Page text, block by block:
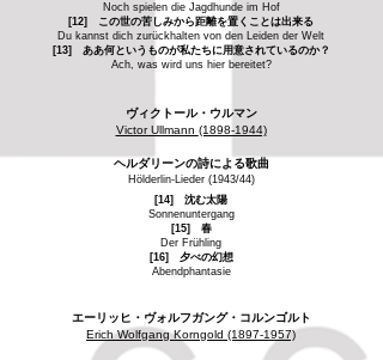
Noch spielen die Jagdhunde im Hof
[12] この世の苦しみから距離を置くことは出来る
Du kannst dich zurückhalten von den Leiden der Welt
[13] ああ何というものが私たちに用意されているのか？
Ach, was wird uns hier bereitet?
ヴィクトール・ウルマン
Victor Ullmann (1898-1944)
ヘルダリーンの詩による歌曲
Hölderlin-Lieder (1943/44)
[14] 沈む太陽
Sonnenuntergang
[15] 春
Der Frühling
[16] 夕べの幻想
Abendphantasie
エーリッヒ・ヴォルフガング・コルンゴルト
Erich Wolfgang Korngold (1897-1957)